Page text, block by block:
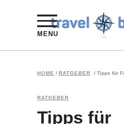
MENU
HOME / RATGEBER / Tipps für
RATGEBER
Tipps für